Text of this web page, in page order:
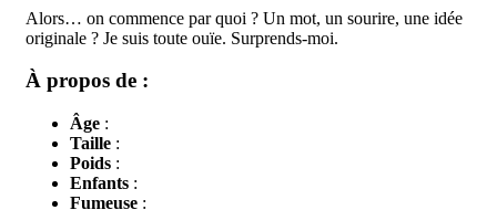
Alors… on commence par quoi ? Un mot, un sourire, une idée
originale ? Je suis toute ouïe. Surprends-moi.
À propos de :
Âge :
Taille :
Poids :
Enfants :
Fumeuse :